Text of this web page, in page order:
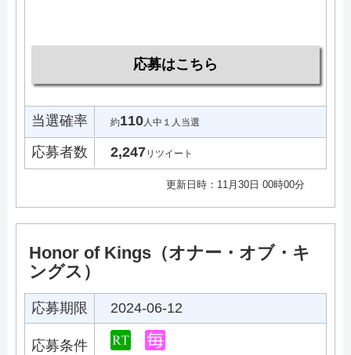
応募はこちら
当選確率 約110人中１人当選
応募者数 2,247リツイート
更新日時：11月30日 00時00分
Honor of Kings（オナー・オブ・キ
ングス）
応募期限 2024-06-12
応募条件